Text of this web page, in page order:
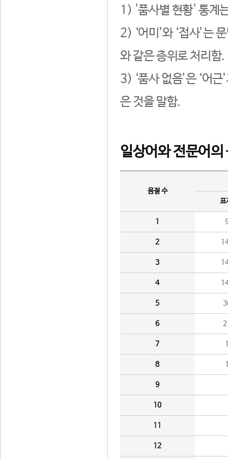
1) '품사별 현황' 통계
2) ‘어미’와 ‘접사’는
와 같은 층위로 처리함.
3) ‘품사 없음’은 ‘어
은 것을 말함.
일상어와 전문어의
음절 수
표
1
2
3
4
5
6
7
8
9
10
11
12